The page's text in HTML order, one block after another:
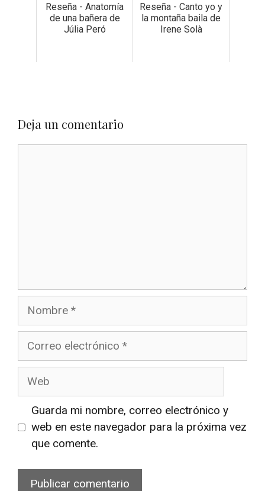
Reseña - Anatomía
de una bañera de
Júlia Peró
Reseña - Canto yo y
la montaña baila de
Irene Solà
Deja un comentario
Nombre
Correo
Web
Guarda mi nombre, correo electrónico y
web en este navegador para la próxima vez
que comente.